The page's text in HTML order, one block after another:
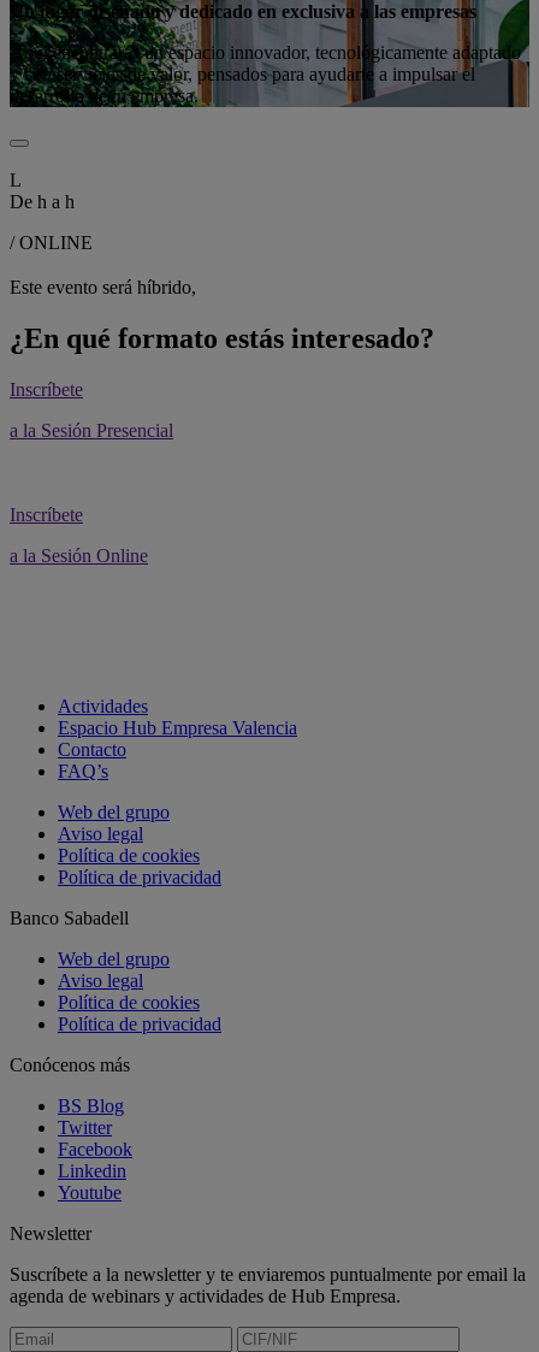
Un lugar diseñado y dedicado en exclusiva a las empresas
Aquí encontrarás un espacio innovador, tecnológicamente adaptado
y con servicios de valor, pensados para ayudarte a impulsar el
desarrollo de tu empresa.
L
De h a h
/ ONLINE
Este evento será híbrido,
¿En qué formato estás interesado?
Inscríbete
a la Sesión Presencial
Inscríbete
a la Sesión Online
Actividades
Espacio Hub Empresa Valencia
Contacto
FAQ’s
Web del grupo
Aviso legal
Política de cookies
Política de privacidad
Banco Sabadell
Web del grupo
Aviso legal
Política de cookies
Política de privacidad
Conócenos más
BS Blog
Twitter
Facebook
Linkedin
Youtube
Newsletter
Suscríbete a la newsletter y te enviaremos puntualmente por email la
agenda de webinars y actividades de Hub Empresa.